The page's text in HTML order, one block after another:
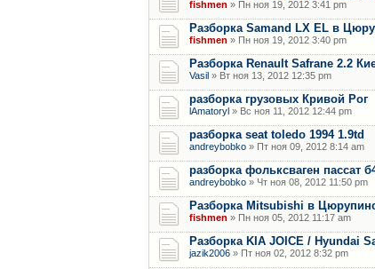
fishmen » Пн ноя 19, 2012 3:41 pm
Разборка Samand LX EL в
fishmen » Пн ноя 19, 2012 3:40 pm
Разборка Renault Safrane 2.2
Vasil » Вт ноя 13, 2012 12:35 pm
разборка грузовых Кривой Рог
lAmatoryl » Вс ноя 11, 2012 12:44 pm
разборка seat toledo 1994 1.9td
andreybobko » Пт ноя 09, 2012 8:14 am
разборка фольксваген пассат
andreybobko » Чт ноя 08, 2012 11:50 pm
Разборка Mitsubishi в
fishmen » Пн ноя 05, 2012 11:17 am
Разборка KIA JOICE / Hyundai
jazik2006 » Пт ноя 02, 2012 8:32 pm